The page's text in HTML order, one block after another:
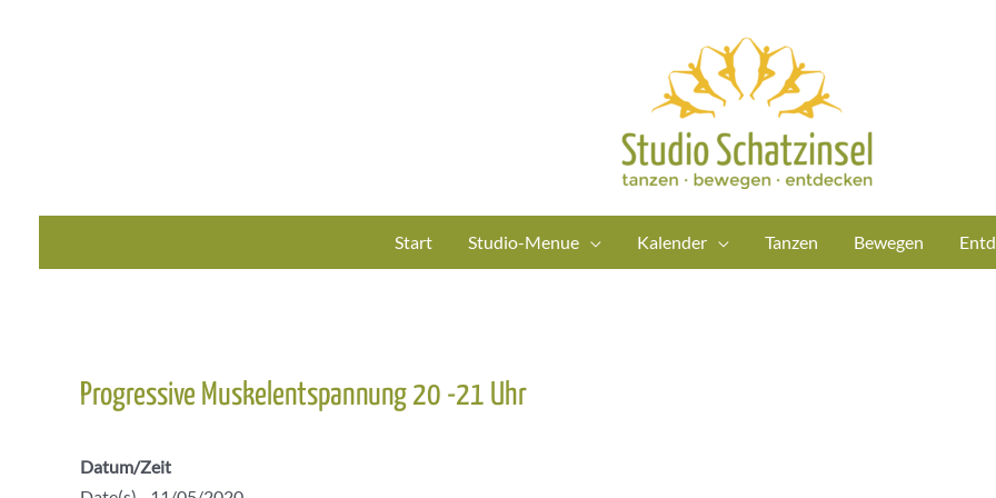
Start Studio-Menue Kalender Tanzen Bewegen
Progressive Muskelentspannung 20 -21 Uhr
Datum/Zeit